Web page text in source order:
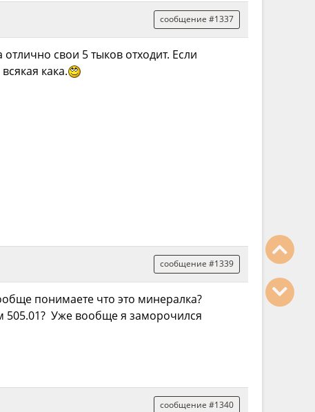
сообщение #1337
свои 5 тыков отходит. Если
кака.
сообщение #1339
понимаете что это минералка?
505.01? Уже вообще я заморочился
сообщение #1340